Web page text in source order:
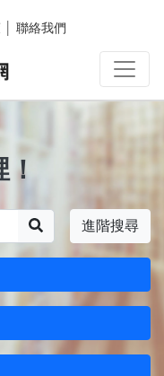
聯絡我們
進階搜尋